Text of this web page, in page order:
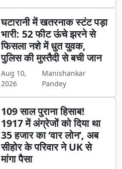
घटारानी में खतरनाक स्टंट पड़ा
भारी: 52 फीट ऊंचे झरने से
फिसला नशे में धुत युवक,
पुलिस की मुस्तैदी से बची जान
Aug 10,
2026
Manishankar
Pandey
109 साल पुराना हिसाब!
1917 में अंग्रेजों को दिया था
35 हजार का ‘वार लोन’, अब
सीहोर के परिवार ने UK से
मांगा पैसा